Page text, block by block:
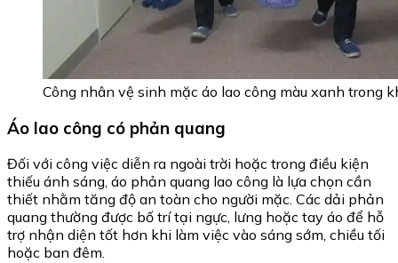
Công nhân vệ sinh mặc áo lao công màu xanh trong
Áo lao công có phản quang
Đối với công việc diễn ra ngoài trời hoặc trong điều kiện
thiếu ánh sáng, áo phản quang lao công là lựa chọn cần
thiết nhằm tăng độ an toàn cho người mặc. Các dải phản
quang thường được bố trí tại ngực, lưng hoặc tay áo để hỗ
trợ nhận diện tốt hơn khi làm việc vào sáng sớm, chiều tối
hoặc ban đêm.